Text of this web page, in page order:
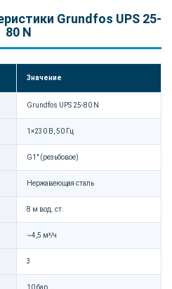
Grundfos UPS 25-
80 N
Значение
Grundfos UPS 25-80 N
1×230 В, 50 Гц
G1" (резьбовое)
Нержавеющая сталь
8 м вод. ст.
~4,5 м³/ч
3
10 бар